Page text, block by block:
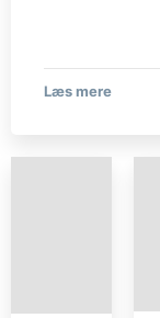
Læs mere​